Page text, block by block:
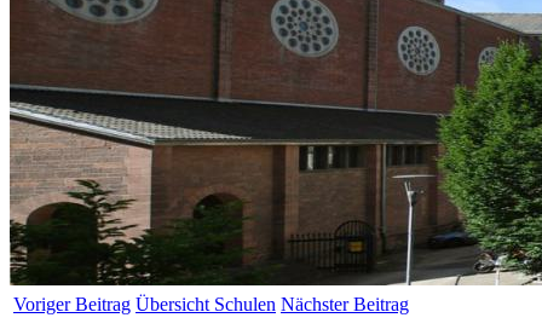
Voriger Beitrag Übersicht Schulen Nächster Beitrag